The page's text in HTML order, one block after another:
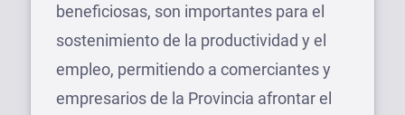
beneficiosas, son importantes para el
sostenimiento de la productividad y el
empleo, permitiendo a comerciantes y
empresarios de la Provincia afrontar el